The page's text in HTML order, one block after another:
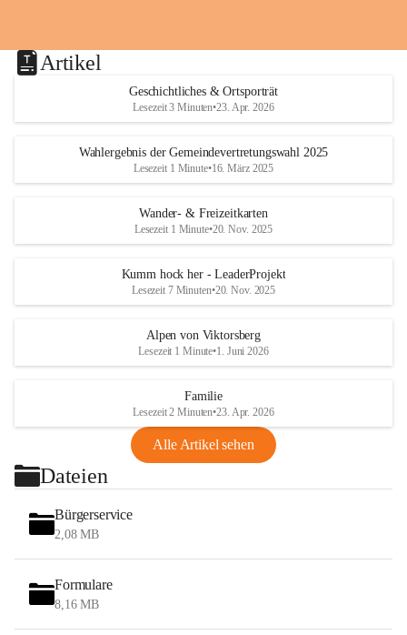
Artikel
Geschichtliches & Ortsporträt
Lesezeit 3 Minuten•23. Apr. 2026
Wahlergebnis der Gemeindevertretungswahl 2025
Lesezeit 1 Minute•16. März 2025
Wander- & Freizeitkarten
Lesezeit 1 Minute•20. Nov. 2025
Kumm hock her - LeaderProjekt
Lesezeit 7 Minuten•20. Nov. 2025
Alpen von Viktorsberg
Lesezeit 1 Minute•1. Juni 2026
Familie
Lesezeit 2 Minuten•23. Apr. 2026
Alle Artikel sehen
Dateien
Bürgerservice
2,08 MB
Formulare
8,16 MB